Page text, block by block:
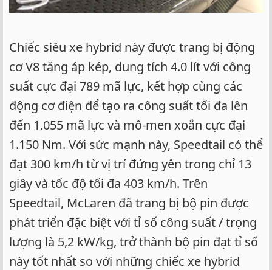
Chiếc siêu xe hybrid này được trang bị động
cơ V8 tăng áp kép, dung tích 4.0 lít với công
suất cực đại 789 mã lực, kết hợp cùng các
động cơ điện để tạo ra công suất tối đa lên
đến 1.055 mã lực và mô-men xoắn cực đại
1.150 Nm. Với sức mạnh này, Speedtail có thể
đạt 300 km/h từ vị trí đứng yên trong chỉ 13
giây và tốc độ tối đa 403 km/h. Trên
Speedtail, McLaren đã trang bị bộ pin được
phát triển đặc biệt với tỉ số công suất / trọng
lượng là 5,2 kW/kg, trở thành bộ pin đạt tỉ số
này tốt nhất so với những chiếc xe hybrid